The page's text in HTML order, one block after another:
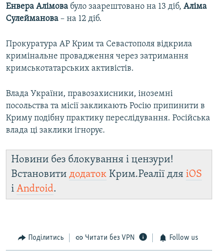
Енвера Алімова було заарештовано на 13 діб, Аліма
Сулейманова – на 12 діб.
Прокуратура АР Крим та Севастополя відкрила
кримінальне провадження через затримання
кримськотатарських активістів.
Влада України, правозахисники, іноземні
посольства та місії закликають Росію припинити в
Криму подібну практику переслідування. Російська
влада ці заклики ігнорує.
Новини без блокування і цензури!
Встановити додаток Крим.Реалії для iOS
і Android.
Поділитись Читати без VPN Follow us